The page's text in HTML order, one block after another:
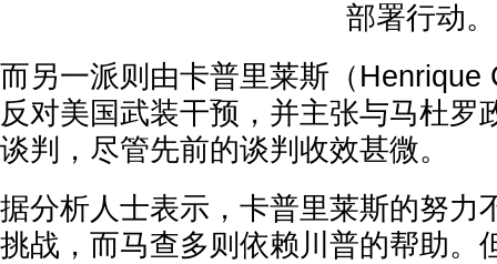
部署行动。
而另一派则由卡普里莱斯（Henrique
反对美国武装干预，并主张与马杜罗
谈判，尽管先前的谈判收效甚微。
据分析人士表示，卡普里莱斯的努力
挑战，而马查多则依赖川普的帮助。